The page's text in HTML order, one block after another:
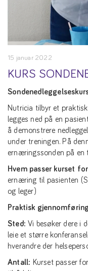
15 januar 2022
KURS
Nutricia tilbyr et
legges ned på en
å demonstrere
under treningen. På
ernæringssonden på en
Hvem passer kurset
ernæring til pasienten
og leger)
Praktisk
Sted: Vi besøker dere i
leie et større
hverandre der
Antall: Kurset passer